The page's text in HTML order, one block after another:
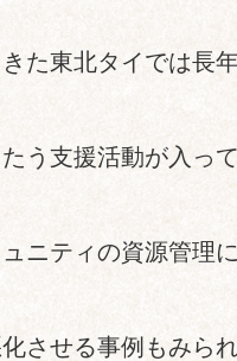
た東北タイでは長
う支援活動が入っ
ニティの資源管理
させる事例もみら